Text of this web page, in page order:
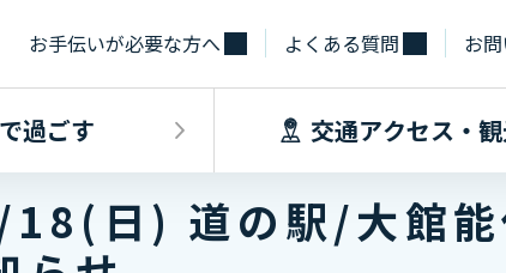
お手伝いが必要な方へ よくある質問 お
機に乗るINDEX
過ごす
で過ごすINDEX
交通アクセス・
交通アクセ
施設・サー
18(日) 道の駅/大館